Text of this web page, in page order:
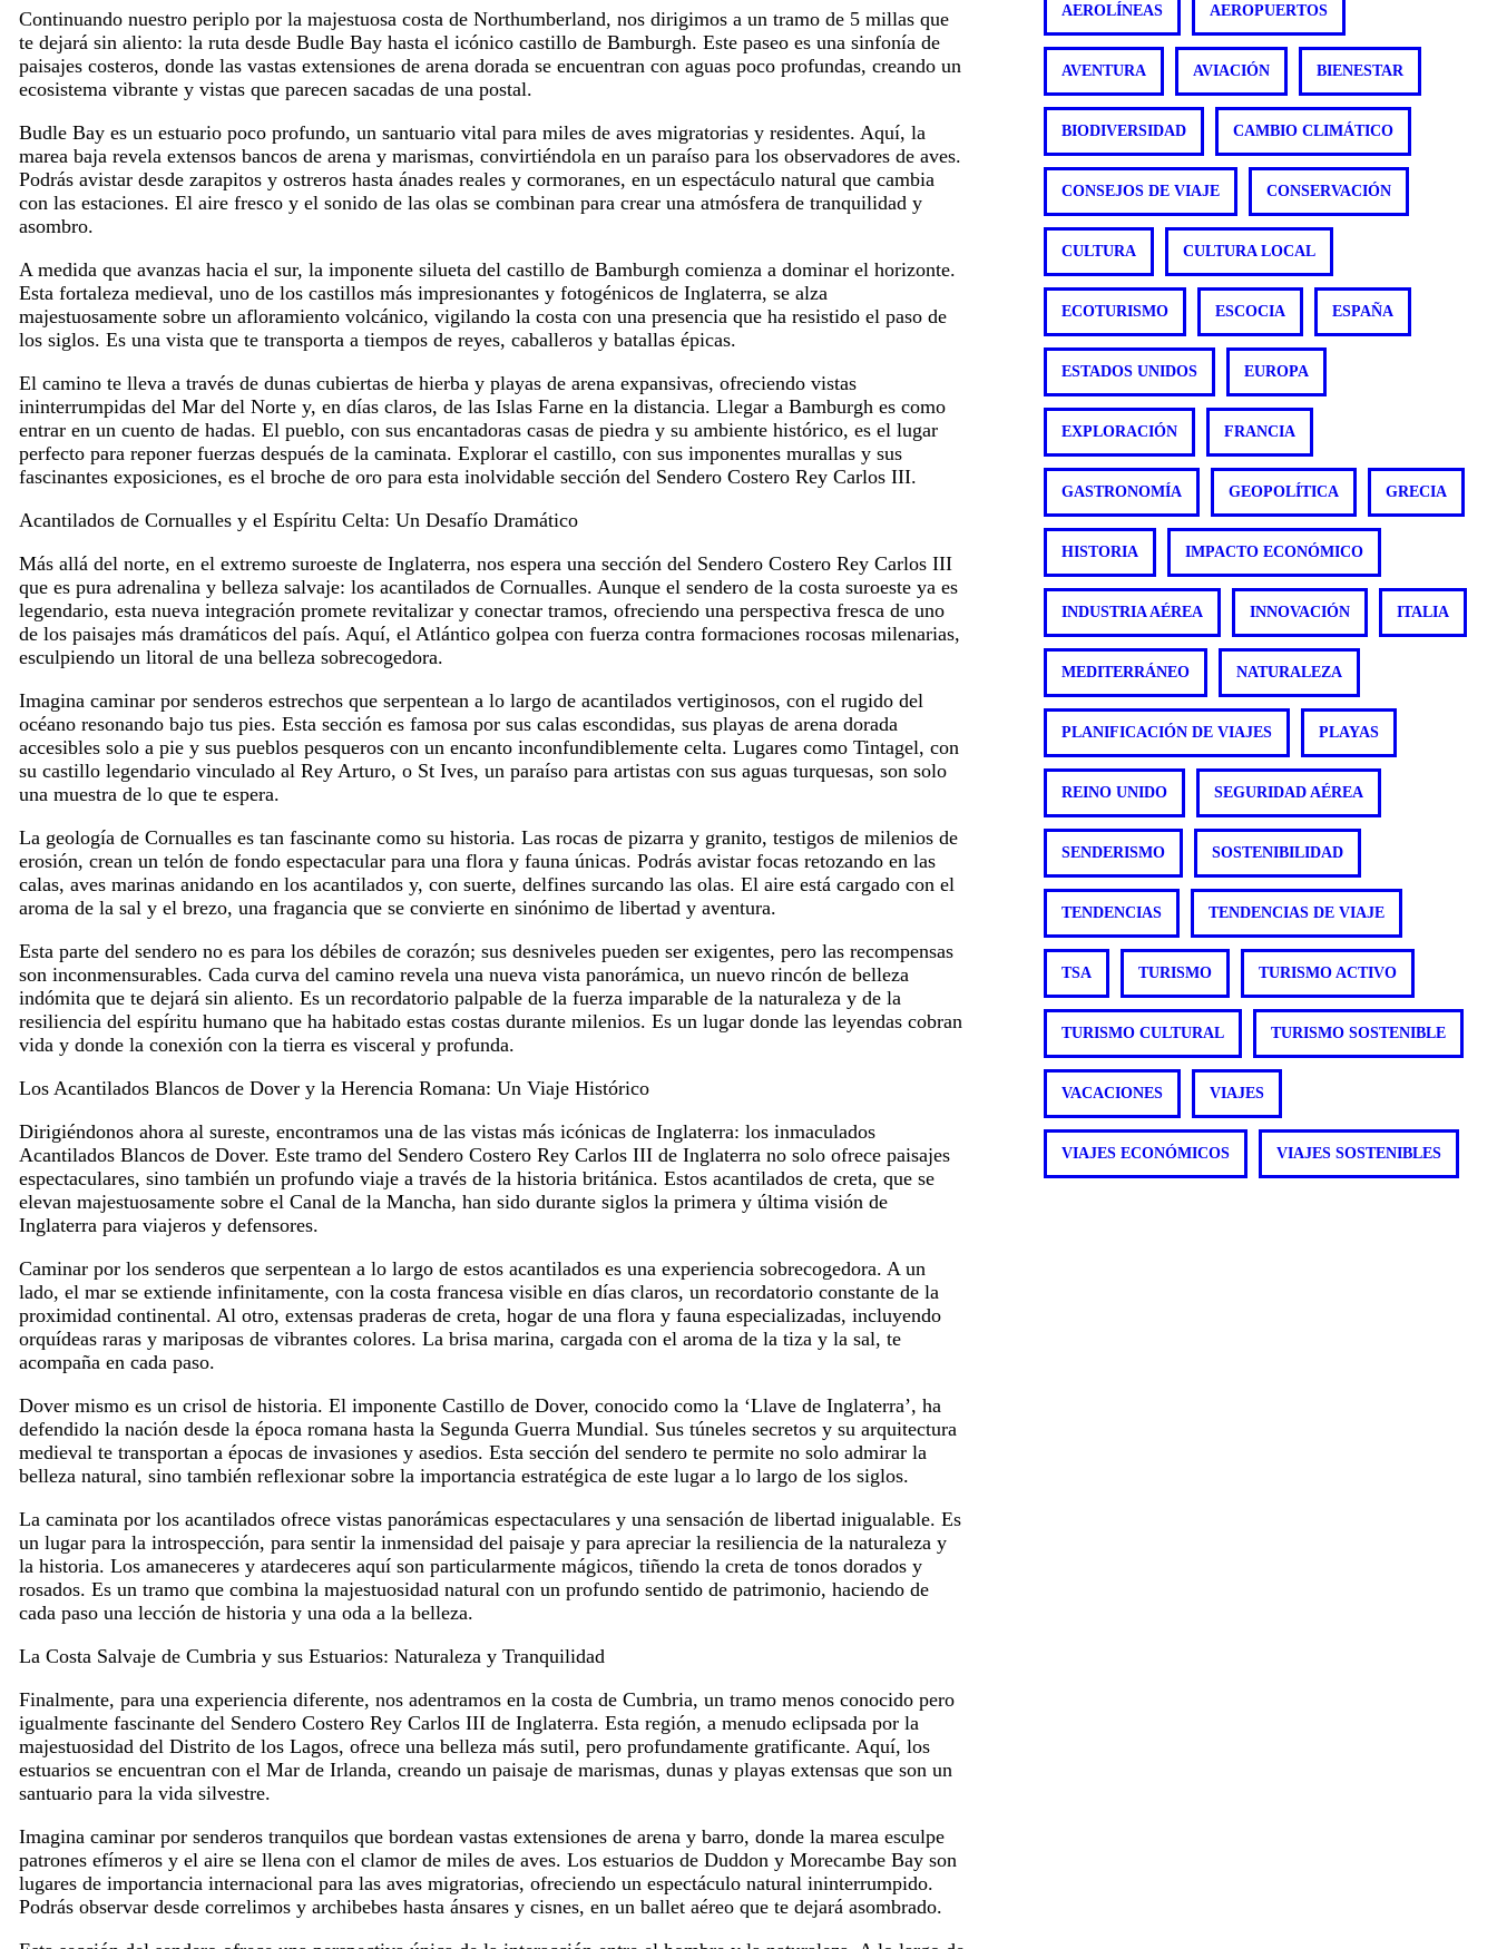
Continuando nuestro periplo por la majestuosa costa de Northumberland, nos dirigimos a un tramo de 5 millas que
te dejará sin aliento: la ruta desde Budle Bay hasta el icónico castillo de Bamburgh. Este paseo es una sinfonía de
paisajes costeros, donde las vastas extensiones de arena dorada se encuentran con aguas poco profundas, creando un
ecosistema vibrante y vistas que parecen sacadas de una postal.
Budle Bay es un estuario poco profundo, un santuario vital para miles de aves migratorias y residentes. Aquí, la
marea baja revela extensos bancos de arena y marismas, convirtiéndola en un paraíso para los observadores de aves.
Podrás avistar desde zarapitos y ostreros hasta ánades reales y cormoranes, en un espectáculo natural que cambia
con las estaciones. El aire fresco y el sonido de las olas se combinan para crear una atmósfera de tranquilidad y
asombro.
A medida que avanzas hacia el sur, la imponente silueta del castillo de Bamburgh comienza a dominar el horizonte.
Esta fortaleza medieval, uno de los castillos más impresionantes y fotogénicos de Inglaterra, se alza
majestuosamente sobre un afloramiento volcánico, vigilando la costa con una presencia que ha resistido el paso de
los siglos. Es una vista que te transporta a tiempos de reyes, caballeros y batallas épicas.
El camino te lleva a través de dunas cubiertas de hierba y playas de arena expansivas, ofreciendo vistas
ininterrumpidas del Mar del Norte y, en días claros, de las Islas Farne en la distancia. Llegar a Bamburgh es como
entrar en un cuento de hadas. El pueblo, con sus encantadoras casas de piedra y su ambiente histórico, es el lugar
perfecto para reponer fuerzas después de la caminata. Explorar el castillo, con sus imponentes murallas y sus
fascinantes exposiciones, es el broche de oro para esta inolvidable sección del Sendero Costero Rey Carlos III.
Acantilados de Cornualles y el Espíritu Celta: Un Desafío Dramático
Más allá del norte, en el extremo suroeste de Inglaterra, nos espera una sección del Sendero Costero Rey Carlos III
que es pura adrenalina y belleza salvaje: los acantilados de Cornualles. Aunque el sendero de la costa suroeste ya es
legendario, esta nueva integración promete revitalizar y conectar tramos, ofreciendo una perspectiva fresca de uno
de los paisajes más dramáticos del país. Aquí, el Atlántico golpea con fuerza contra formaciones rocosas milenarias,
esculpiendo un litoral de una belleza sobrecogedora.
Imagina caminar por senderos estrechos que serpentean a lo largo de acantilados vertiginosos, con el rugido del
océano resonando bajo tus pies. Esta sección es famosa por sus calas escondidas, sus playas de arena dorada
accesibles solo a pie y sus pueblos pesqueros con un encanto inconfundiblemente celta. Lugares como Tintagel, con
su castillo legendario vinculado al Rey Arturo, o St Ives, un paraíso para artistas con sus aguas turquesas, son solo
una muestra de lo que te espera.
La geología de Cornualles es tan fascinante como su historia. Las rocas de pizarra y granito, testigos de milenios de
erosión, crean un telón de fondo espectacular para una flora y fauna únicas. Podrás avistar focas retozando en las
calas, aves marinas anidando en los acantilados y, con suerte, delfines surcando las olas. El aire está cargado con el
aroma de la sal y el brezo, una fragancia que se convierte en sinónimo de libertad y aventura.
Esta parte del sendero no es para los débiles de corazón; sus desniveles pueden ser exigentes, pero las recompensas
son inconmensurables. Cada curva del camino revela una nueva vista panorámica, un nuevo rincón de belleza
indómita que te dejará sin aliento. Es un recordatorio palpable de la fuerza imparable de la naturaleza y de la
resiliencia del espíritu humano que ha habitado estas costas durante milenios. Es un lugar donde las leyendas cobran
vida y donde la conexión con la tierra es visceral y profunda.
Los Acantilados Blancos de Dover y la Herencia Romana: Un Viaje Histórico
Dirigiéndonos ahora al sureste, encontramos una de las vistas más icónicas de Inglaterra: los inmaculados
Acantilados Blancos de Dover. Este tramo del Sendero Costero Rey Carlos III de Inglaterra no solo ofrece paisajes
espectaculares, sino también un profundo viaje a través de la historia británica. Estos acantilados de creta, que se
elevan majestuosamente sobre el Canal de la Mancha, han sido durante siglos la primera y última visión de
Inglaterra para viajeros y defensores.
Caminar por los senderos que serpentean a lo largo de estos acantilados es una experiencia sobrecogedora. A un
lado, el mar se extiende infinitamente, con la costa francesa visible en días claros, un recordatorio constante de la
proximidad continental. Al otro, extensas praderas de creta, hogar de una flora y fauna especializadas, incluyendo
orquídeas raras y mariposas de vibrantes colores. La brisa marina, cargada con el aroma de la tiza y la sal, te
acompaña en cada paso.
Dover mismo es un crisol de historia. El imponente Castillo de Dover, conocido como la ‘Llave de Inglaterra’, ha
defendido la nación desde la época romana hasta la Segunda Guerra Mundial. Sus túneles secretos y su arquitectura
medieval te transportan a épocas de invasiones y asedios. Esta sección del sendero te permite no solo admirar la
belleza natural, sino también reflexionar sobre la importancia estratégica de este lugar a lo largo de los siglos.
La caminata por los acantilados ofrece vistas panorámicas espectaculares y una sensación de libertad inigualable. Es
un lugar para la introspección, para sentir la inmensidad del paisaje y para apreciar la resiliencia de la naturaleza y
la historia. Los amaneceres y atardeceres aquí son particularmente mágicos, tiñendo la creta de tonos dorados y
rosados. Es un tramo que combina la majestuosidad natural con un profundo sentido de patrimonio, haciendo de
cada paso una lección de historia y una oda a la belleza.
La Costa Salvaje de Cumbria y sus Estuarios: Naturaleza y Tranquilidad
Finalmente, para una experiencia diferente, nos adentramos en la costa de Cumbria, un tramo menos conocido pero
igualmente fascinante del Sendero Costero Rey Carlos III de Inglaterra. Esta región, a menudo eclipsada por la
majestuosidad del Distrito de los Lagos, ofrece una belleza más sutil, pero profundamente gratificante. Aquí, los
estuarios se encuentran con el Mar de Irlanda, creando un paisaje de marismas, dunas y playas extensas que son un
santuario para la vida silvestre.
Imagina caminar por senderos tranquilos que bordean vastas extensiones de arena y barro, donde la marea esculpe
patrones efímeros y el aire se llena con el clamor de miles de aves. Los estuarios de Duddon y Morecambe Bay son
lugares de importancia internacional para las aves migratorias, ofreciendo un espectáculo natural ininterrumpido.
Podrás observar desde correlimos y archibebes hasta ánsares y cisnes, en un ballet aéreo que te dejará asombrado.
AEROLÍNEAS AEROPUERTOS
AVENTURA AVIACIÓN BIENESTAR
BIODIVERSIDAD CAMBIO CLIMÁTICO
CONSEJOS DE VIAJE CONSERVACIÓN
CULTURA CULTURA LOCAL
ECOTURISMO ESCOCIA ESPAÑA
ESTADOS UNIDOS EUROPA
EXPLORACIÓN FRANCIA
GASTRONOMÍA GEOPOLÍTICA GRECIA
HISTORIA IMPACTO ECONÓMICO
INDUSTRIA AÉREA INNOVACIÓN ITALIA
MEDITERRÁNEO NATURALEZA
PLANIFICACIÓN DE VIAJES PLAYAS
REINO UNIDO SEGURIDAD AÉREA
SENDERISMO SOSTENIBILIDAD
TENDENCIAS TENDENCIAS DE VIAJE
TSA TURISMO TURISMO ACTIVO
TURISMO CULTURAL TURISMO SOSTENIBLE
VACACIONES VIAJES
VIAJES ECONÓMICOS VIAJES SOSTENIBLES